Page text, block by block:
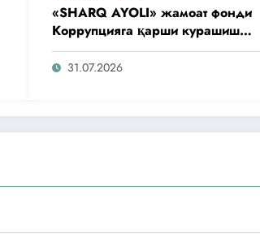
«SHARQ AYOLI» жамоат фонди
Коррупцияга қарши курашиш
агентлигидаги жамоат эшитувида
ташаббусларини тақдим этди
31.07.2026